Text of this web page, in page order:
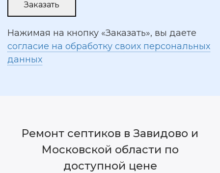
Нажимая на кнопку «Заказать», вы даете
согласие на обработку своих персональных
данных
Ремонт септиков в Завидово и
Московской области по
доступной цене